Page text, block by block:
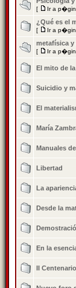
[ Ir a
¿Qué es el
[ Ir a
metafísica
[ Ir a
El mito de
Suicidio y
El
María
Manuales
Libertad
La
Desde la
En la
II